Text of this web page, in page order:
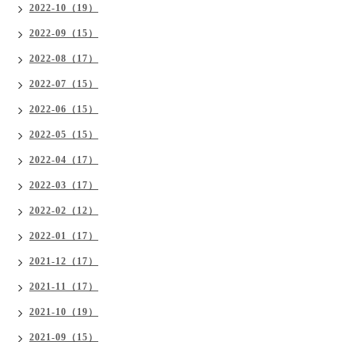
2022-10（19）
2022-09（15）
2022-08（17）
2022-07（15）
2022-06（15）
2022-05（15）
2022-04（17）
2022-03（17）
2022-02（12）
2022-01（17）
2021-12（17）
2021-11（17）
2021-10（19）
2021-09（15）